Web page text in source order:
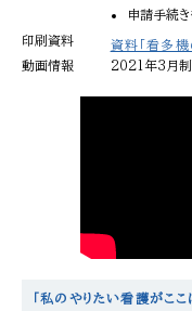
申請手続き
印刷資料
資料「看多機
動画情報
2021年3月
「私のやりたい看護がこ